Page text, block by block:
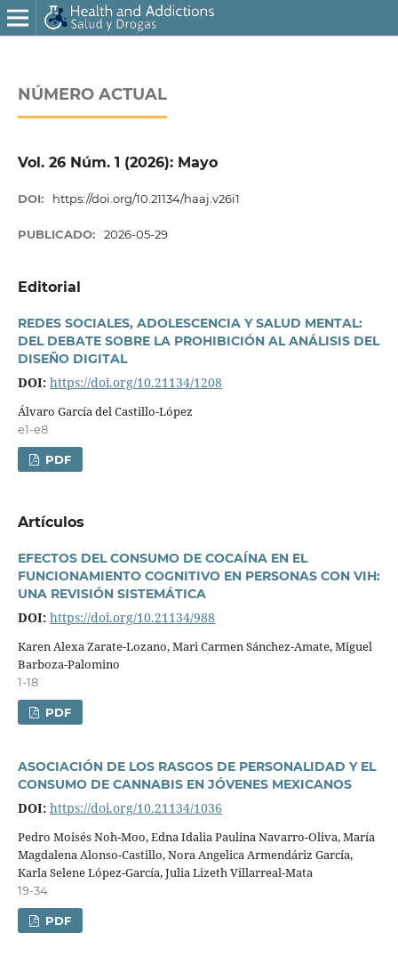
NÚMERO ACTUAL
Vol. 26 Núm. 1 (2026): Mayo
DOI: https://doi.org/10.21134/haaj.v26i1
PUBLICADO: 2026-05-29
Editorial
REDES SOCIALES, ADOLESCENCIA Y SALUD MENTAL:
DEL DEBATE SOBRE LA PROHIBICIÓN AL ANÁLISIS DEL
DISEÑO DIGITAL
DOI: https://doi.org/10.21134/1208
Álvaro Garcí­a del Castillo-López
e1-e8
PDF
Artí­culos
EFECTOS DEL CONSUMO DE COCAÍNA EN EL
FUNCIONAMIENTO COGNITIVO EN PERSONAS CON VIH:
UNA REVISIÓN SISTEMÁTICA
DOI: https://doi.org/10.21134/988
Karen Alexa Zarate-Lozano, Mari Carmen Sánchez-Amate, Miguel
Barboza-Palomino
1-18
PDF
ASOCIACIÓN DE LOS RASGOS DE PERSONALIDAD Y EL
CONSUMO DE CANNABIS EN JÓVENES MEXICANOS
DOI: https://doi.org/10.21134/1036
Pedro Moisés Noh-Moo, Edna Idalia Paulina Navarro-Oliva, Marí­a
Magdalena Alonso-Castillo, Nora Angelica Armendáriz Garcí­a,
Karla Selene López-Garcí­a, Julia Lizeth Villarreal-Mata
19-34
PDF